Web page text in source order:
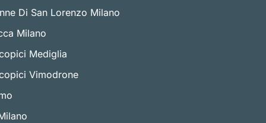
Di San Lorenzo Milano
Milano
Mediglia
Vimodrone